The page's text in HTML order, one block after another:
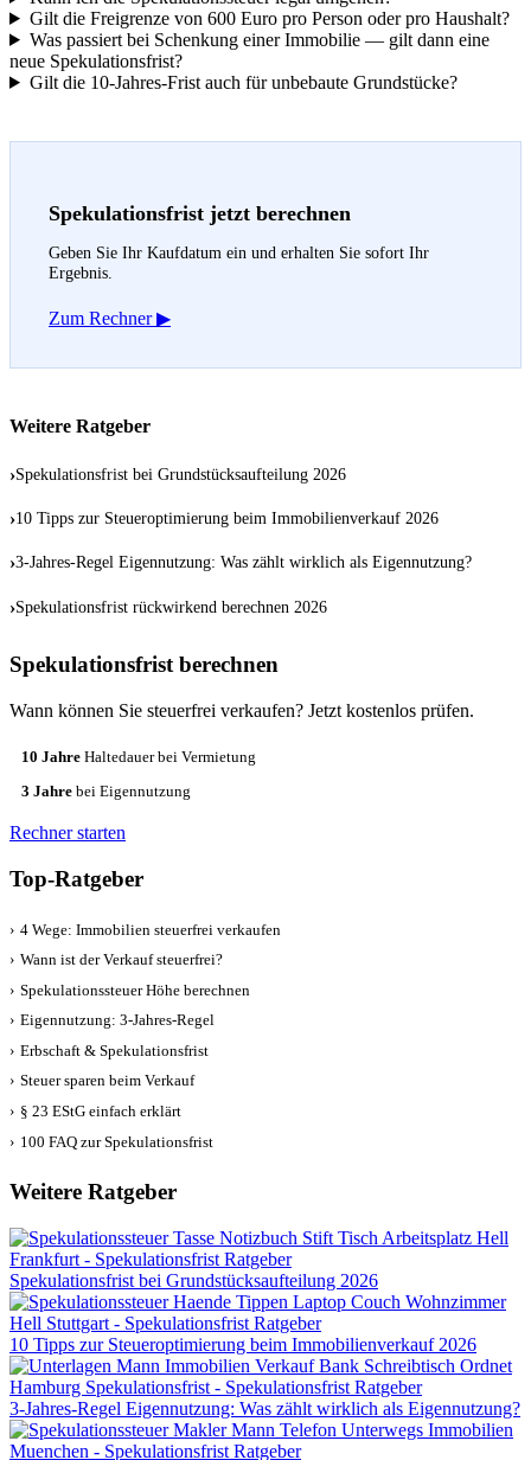
Gilt die Freigrenze von 600 Euro pro Person oder pro Haushalt?
Was passiert bei Schenkung einer Immobilie — gilt dann eine
neue Spekulationsfrist?
Gilt die 10-Jahres-Frist auch für unbebaute Grundstücke?
Spekulationsfrist jetzt berechnen
Geben Sie Ihr Kaufdatum ein und erhalten Sie sofort Ihr
Ergebnis.
Zum Rechner ▶
Weitere Ratgeber
›Spekulationsfrist bei Grundstücksaufteilung 2026
›10 Tipps zur Steueroptimierung beim Immobilienverkauf 2026
›3-Jahres-Regel Eigennutzung: Was zählt wirklich als Eigennutzung?
›Spekulationsfrist rückwirkend berechnen 2026
Spekulationsfrist berechnen
Wann können Sie steuerfrei verkaufen? Jetzt kostenlos prüfen.
10 Jahre Haltedauer bei Vermietung
3 Jahre bei Eigennutzung
Rechner starten
Top-Ratgeber
› 4 Wege: Immobilien steuerfrei verkaufen
› Wann ist der Verkauf steuerfrei?
› Spekulationssteuer Höhe berechnen
› Eigennutzung: 3-Jahres-Regel
› Erbschaft & Spekulationsfrist
› Steuer sparen beim Verkauf
› § 23 EStG einfach erklärt
› 100 FAQ zur Spekulationsfrist
Weitere Ratgeber
Spekulationsfrist bei Grundstücksaufteilung 2026
10 Tipps zur Steueroptimierung beim Immobilienverkauf 2026
3-Jahres-Regel Eigennutzung: Was zählt wirklich als Eigennutzung?